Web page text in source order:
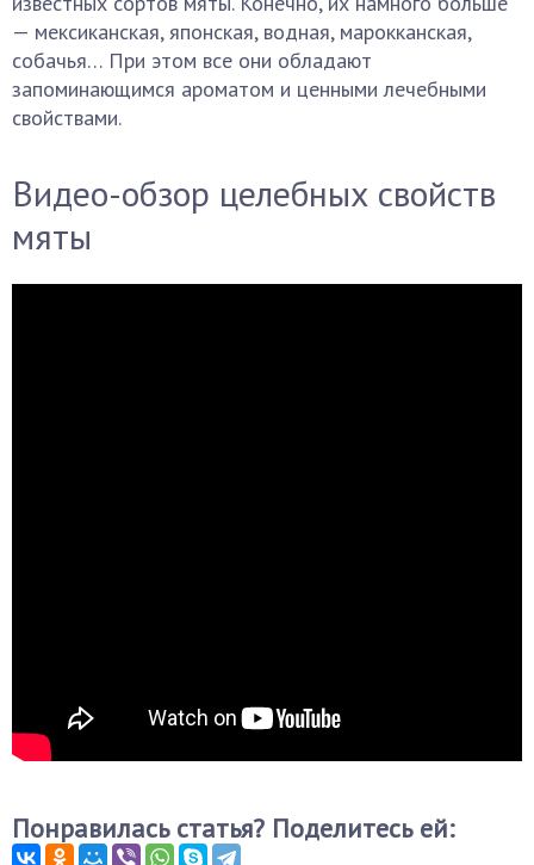
— мексиканская, японская, водная, марокканская,
собачья… При этом все они обладают
запоминающимся ароматом и ценными лечебными
свойствами.
Видео-обзор целебных свойств
мяты
Понравилась статья? Поделитесь ей: